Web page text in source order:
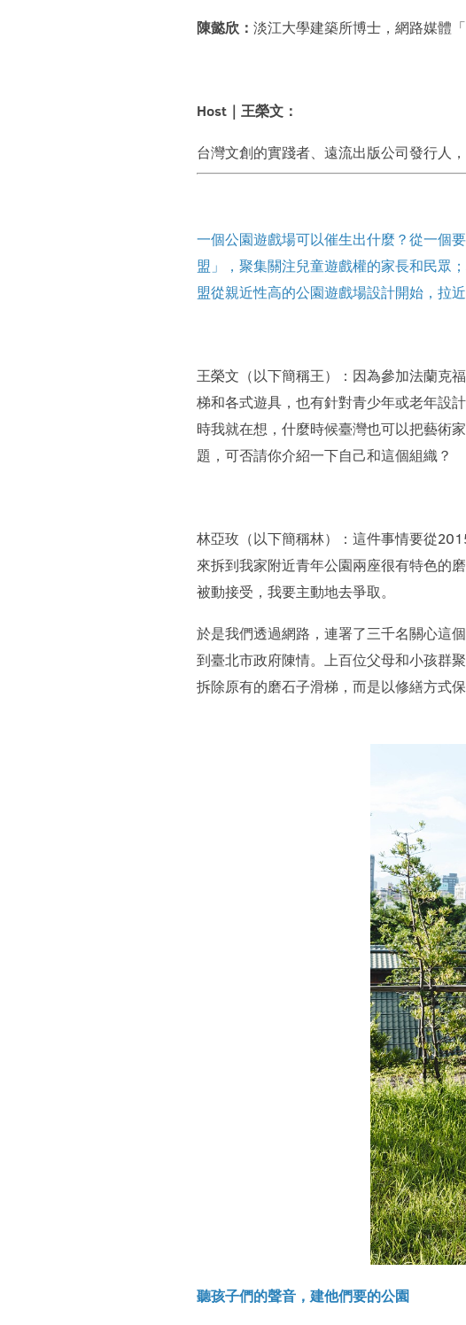
陳懿欣： 淡江大學建築所博士，網路媒體
Host｜王榮文：
台灣文創的實踐者、遠流出版公司發行人
一個公園遊戲場可以催生出什麼？從一個
盟」，聚集關注兒童遊戲權的家長和民眾
盟從親近性高的公園遊戲場設計開始，拉
王榮文（以下簡稱王）：因為參加法蘭克
梯和各式遊具，也有針對青少年或老年設
時我就在想，什麼時候臺灣也可以把藝術
題，可否請你介紹一下自己和這個組織？
林亞玫（以下簡稱林）：這件事情要從
來拆到我家附近青年公園兩座很有特色的
被動接受，我要主動地去爭取。
於是我們透過網路，連署了三千名關心這
到臺北市政府陳情。上百位父母和小孩群
拆除原有的磨石子滑梯，而是以修繕方式保
聽孩子們的聲音，建他們要的公園